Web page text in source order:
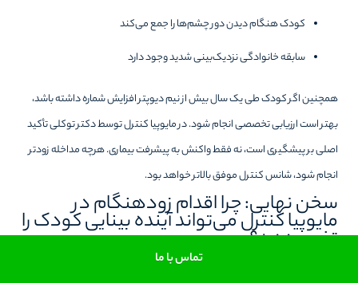
کودک هنگام دیدن دور چشم‌ها را جمع می‌کند
سابقه خانوادگی نزدیک‌بینی شدید وجود دارد
همچنین اگر کودک طی یک سال بیش از نیم دیوپتر افزایش شماره داشته باشد،
بهتر است ارزیابی تخصصی انجام شود. در مایوپیا کنترل توسط دکتر توکلی تأکید
اصلی بر پیشگیری است، نه فقط واکنش به پیشرفت بیماری. هرچه مداخله زودتر
انجام شود، شانس کنترل موفق بالاتر خواهد بود.
سخن نهایی: چرا اقدام زودهنگام در
مایوپیا کنترل می‌تواند آینده بینایی کودک را
تغییر دهد؟
در نهایت، آنچه بیش از هر چیز اهمیت دارد، زمان شروع درمان است. بسیاری از
تماس با ما